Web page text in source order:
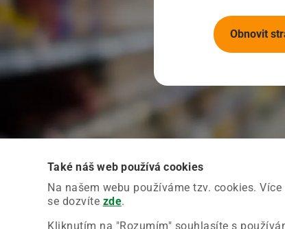
Také náš web používá cookies
Na našem webu používáme tzv. cookies.
se dozvíte zde.
Kliknutím na "Rozumím" souhlasíte s
Obnovit